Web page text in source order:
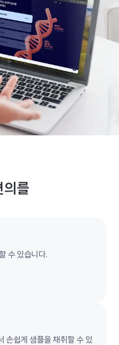
의를
수 있습니다.
손쉽게 샘플을 채취할 수 있